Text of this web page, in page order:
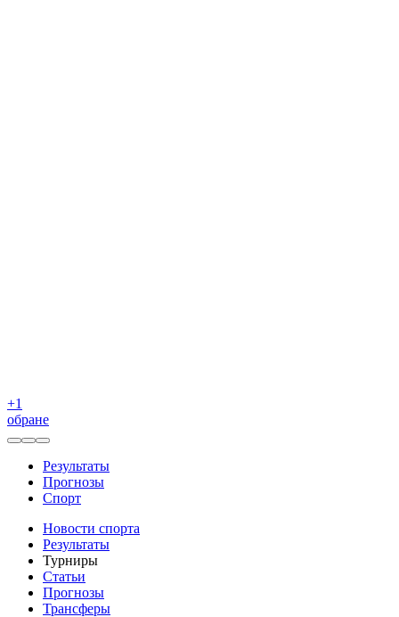
+1
обране
Результаты
Прогнозы
Спорт
Новости спорта
Результаты
Турниры
Статьи
Прогнозы
Трансферы